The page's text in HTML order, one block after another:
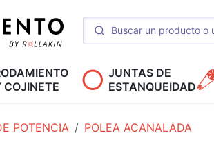
COJINETE
JUNTAS DE
ESTANQUEIDAD
POTENCIA POLEA ACANALADA